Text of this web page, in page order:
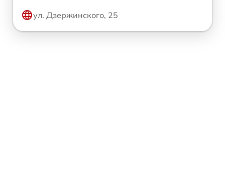
ул. Дзержинского, 25